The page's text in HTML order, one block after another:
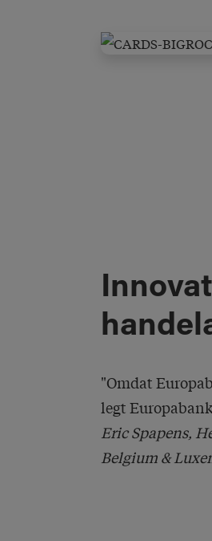
"Omdat
legt
Eric Spapens,
Belgium &